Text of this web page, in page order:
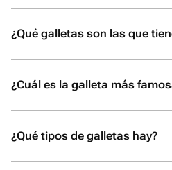
¿Qué galletas son las que
¿Cuál es la galleta más
¿Qué tipos de galletas hay?